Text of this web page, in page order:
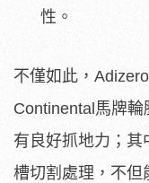
性。
不僅如此，
Continental馬牌
有良好抓地力；其
槽切割處理，不但